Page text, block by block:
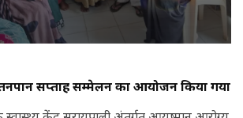
सप्ताह सम्मेलन का आयोजन किया गया